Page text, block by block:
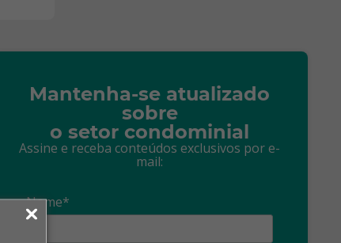
Mantenha-se atualizado
sobre
o setor condominial
Assine e receba conteúdos exclusivos por e-
mail:
Nome*